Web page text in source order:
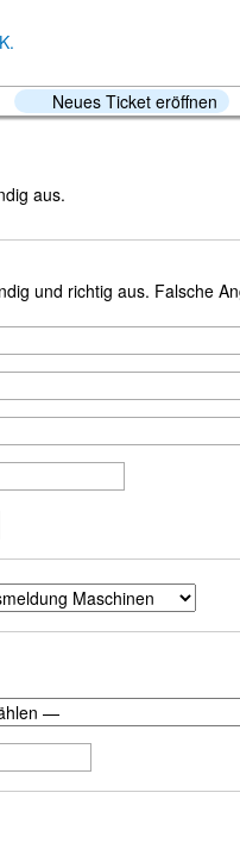
Neues Ticket eröffnen
aus.
und richtig aus. Falsche